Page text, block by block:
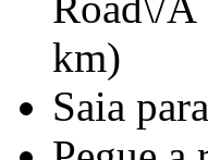
km)
Saia